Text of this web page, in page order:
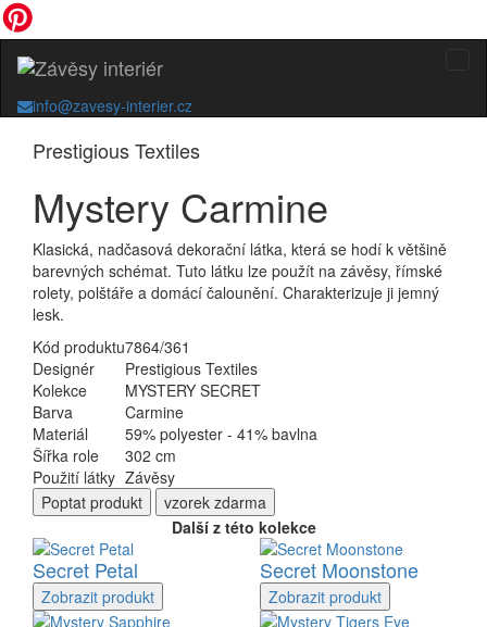
info@zavesy-interier.cz
Prestigious Textiles
Mystery Carmine
Klasická, nadčasová dekorační látka, která se hodí k většině
barevných schémat. Tuto látku lze použít na závěsy, římské
rolety, polštáře a domácí čalounění. Charakterizuje ji jemný
lesk.
Kód produktu7864/361
Designér
Prestigious Textiles
Kolekce
MYSTERY SECRET
Barva
Carmine
Materiál
59% polyester - 41% bavlna
Šířka role
302 cm
Použití látky Závěsy
Poptat produkt
vzorek zdarma
Další z této kolekce
Secret Petal
Zobrazit produkt
Secret Moonstone
Zobrazit produkt